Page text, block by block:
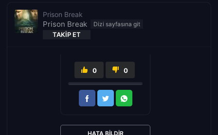
Prison Break
Prison Break
TAKIP ET
0 0
HATA BILDIR